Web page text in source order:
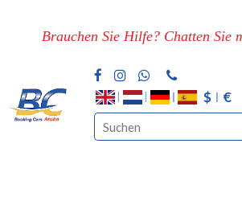
Brauchen Sie Hilfe? Chatten Sie
$ €